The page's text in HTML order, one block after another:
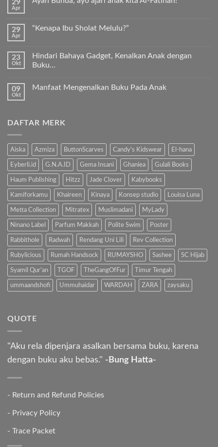
pada
Premium
29
Apr
pada
ajari
kita
29
Apr
“Kenapa Ibu Sholat Melulu?”
pada
“Kenapa
23
Okt
Hindari Bahaya Gadget, Kenalkan Anak dengan
Buku…
komentar
Kenalkan
Anak
09
Okt
Manfaat Mengenalkan Buku Pada Anak
Manfaat
Anak
DAFTAR MERK
Aiska Azmiza ButtonScarves Candy's Kidswear El-hana
Eyberli.id G.N.A.ID Gema Insani Ghaniea Gulali Books
Haum Publishing Hitzz Jade Clover Kabybooks
Kamiforkamu Khaireen Kinaya Konsep studio Louisa Luna
Metta Collection Mitratex Muslimadani MyLady
Ninano Label Parfum Makkah Polite Swim Poster
Rabbithole Radwah Rendang Uni Lili Rev Collection
Rubylicious Rumah Handsock RUMAYSHO Sashee SC Hijab
Syamil Qur'an TGOF TheGangOfFur Timur Tengah
ummaandshofi Ummuhaidar WARDAH ZARA zaysaku
QUOTE
"Aku rela dipenjara asalkan bersama buku, karena
dengan buku aku bebas." -Bung Hatta-
- Return and Refund Policies
- Privacy Policy
- Trace Packet